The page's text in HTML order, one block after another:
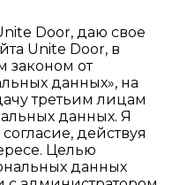
Door, даю свое
Unite Door, в
законом от
данных», на
третьим лицам
данных. Я
действуя
Целью
данных